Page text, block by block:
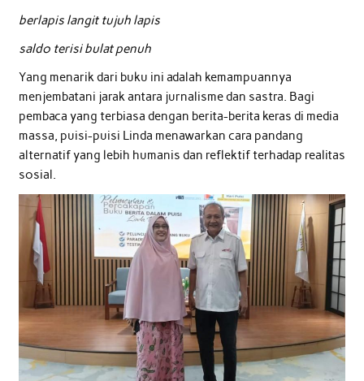
berlapis langit tujuh lapis
saldo terisi bulat penuh
Yang menarik dari buku ini adalah kemampuannya
menjembatani jarak antara jurnalisme dan sastra. Bagi
pembaca yang terbiasa dengan berita-berita keras di media
massa, puisi-puisi Linda menawarkan cara pandang
alternatif yang lebih humanis dan reflektif terhadap realitas
sosial.